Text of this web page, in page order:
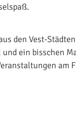
den Vest-
ein bisschen
am